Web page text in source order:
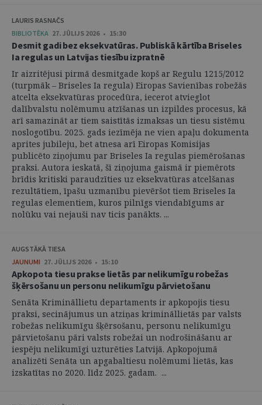
LAURIS RASNAČS
BIBLIOTĒKA 27. JŪLIJS 2026 • 15:30
Desmit gadi bez eksekvatūras. Publiskā kārtība Briseles
Ia regulas un Latvijas tiesību izpratnē
Ir aizritējusi pirmā desmitgade kopš ar Regulu 1215/2012
(turpmāk – Briseles Ia regula) Eiropas Savienības robežās
atcelta eksekvatūras procedūra, iecerot atvieglot
dalībvalstu nolēmumu atzīšanas un izpildes procesus, kā
arī samazināt ar tiem saistītās izmaksas un tiesu sistēmu
noslogotību. 2025. gads iezīmēja ne vien apaļu dokumenta
aprites jubileju, bet atnesa arī Eiropas Komisijas
publicēto ziņojumu par Briseles Ia regulas piemērošanas
praksi. Autora ieskatā, šī ziņojuma gaismā ir piemērots
brīdis kritiski paraudzīties uz eksekvatūras atcelšanas
rezultātiem, īpašu uzmanību pievēršot tiem Briseles Ia
regulas elementiem, kuros pilnīgs viendabīgums ar
nolūku vai nejauši nav ticis panākts. ...
AUGSTĀKĀ TIESA
JAUNUMI 27. JŪLIJS 2026 • 15:10
Apkopota tiesu prakse lietās par nelikumīgu robežas
šķērsošanu un personu nelikumīgu pārvietošanu
Senāta Krimināllietu departaments ir apkopojis tiesu
praksi, secinājumus un atziņas krimināllietās par valsts
robežas nelikumīgu šķērsošanu, personu nelikumīgu
pārvietošanu pāri valsts robežai un nodrošināšanu ar
iespēju nelikumīgi uzturēties Latvijā. Apkopojumā
analizēti Senāta un apgabaltiesu nolēmumi lietās, kas
izskatītas no 2020. līdz 2025. gadam. ...